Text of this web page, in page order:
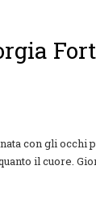
con gli occhi
il cuore.